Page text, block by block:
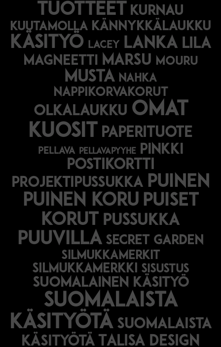
tuotteet kurnau
kuutamolla kännykkälaukku
käsityö lacey lanka lila
magneetti marsu mouru
musta nahka
nappikorvakorut
olkalaukku omat
kuosit
paperituote
pellava pellavapyyhe pinkki
postikortti
projektipussukka puinen
puinen koru puiset
korut pussukka
puuvilla secret garden
silmukkamerkit
silmukkamerkki sisustus
suomalainen käsityö
suomalaista
käsityötä suomalaista
käsityötä
Talisa Design